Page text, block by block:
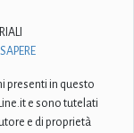
presenti in questo
e sono tutelati
e di proprietà